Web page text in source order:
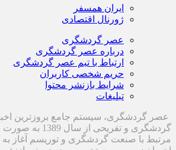
ایران همسفر
ژورنال اقتصادی
عصر گردشگری
درباره عصر گردشگری
ارتباط با تیم عصر گردشگری
حریم شخصی کاربران
شرایط بازنشر محتوا
تبلیغات
عصر گردشگری، سیستم جامع بروزترین
گردشگری و تفریحی
مرتبط با صنعت گردشگری و توریسم آغاز به